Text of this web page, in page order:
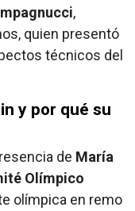
,
quien presentó
técnicos del
y por qué su
de María
Olímpico
olímpica en remo